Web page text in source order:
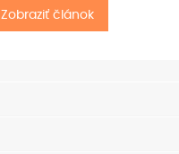
Zobraziť článok